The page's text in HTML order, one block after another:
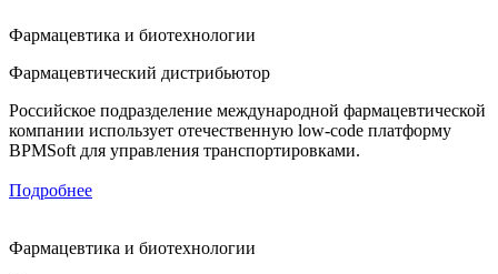
Фармацевтика и биотехнологии
Фармацевтический дистрибьютор
Российское подразделение международной фармацевтической
компании использует отечественную low-code платформу
BPMSoft для управления транспортировками.
Подробнее
Фармацевтика и биотехнологии